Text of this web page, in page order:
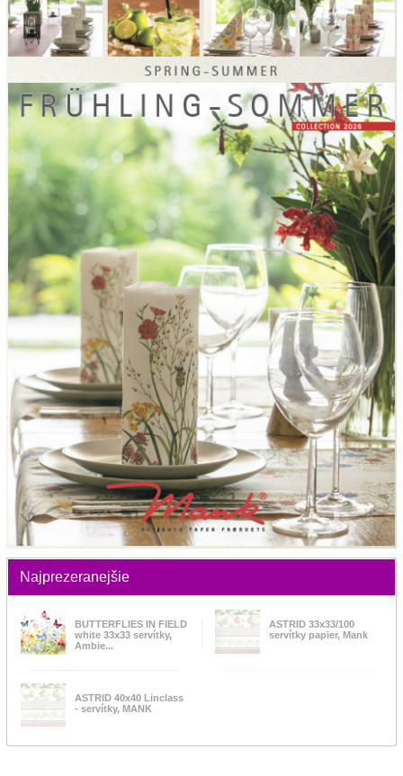
Najprezeranejšie
BUTTERFLIES IN FIELD
white 33x33 servítky,
Ambie...
ASTRID 33x33/100
servítky papier, Mank
ASTRID 40x40 Linclass
- servítky, MANK